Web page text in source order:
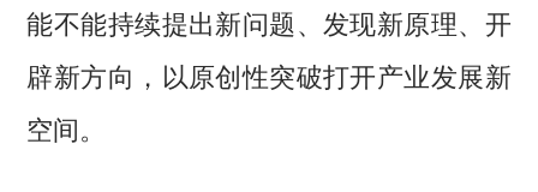
能不能持续提出新问题、发现新原理、开
辟新方向，以原创性突破打开产业发展新
空间。